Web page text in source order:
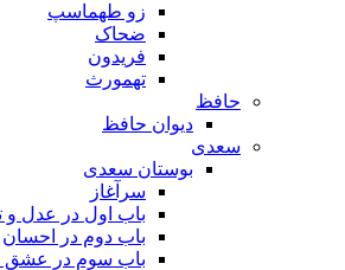
زو طهماسپ‏
ضحاک
فریدون
تهمورث
حافظ
دیوان حافظ
سعدی
بوستان سعدی
سرآغاز
باب اول در عدل و
باب دوم در احسان
باب سوم در عشق